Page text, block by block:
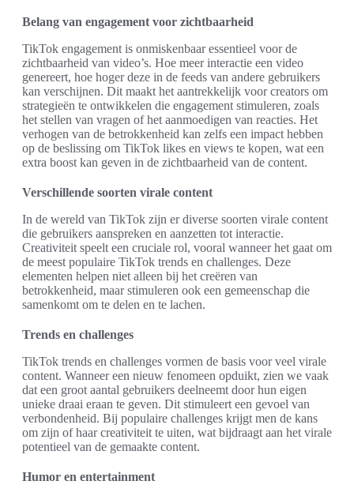
Belang van engagement voor zichtbaarheid
TikTok engagement is onmiskenbaar essentieel voor de
zichtbaarheid van video’s. Hoe meer interactie een video
genereert, hoe hoger deze in de feeds van andere gebruikers
kan verschijnen. Dit maakt het aantrekkelijk voor creators om
strategieën te ontwikkelen die engagement stimuleren, zoals
het stellen van vragen of het aanmoedigen van reacties. Het
verhogen van de betrokkenheid kan zelfs een impact hebben
op de beslissing om TikTok likes en views te kopen, wat een
extra boost kan geven in de zichtbaarheid van de content.
Verschillende soorten virale content
In de wereld van TikTok zijn er diverse soorten virale content
die gebruikers aanspreken en aanzetten tot interactie.
Creativiteit speelt een cruciale rol, vooral wanneer het gaat om
de meest populaire TikTok trends en challenges. Deze
elementen helpen niet alleen bij het creëren van
betrokkenheid, maar stimuleren ook een gemeenschap die
samenkomt om te delen en te lachen.
Trends en challenges
TikTok trends en challenges vormen de basis voor veel virale
content. Wanneer een nieuw fenomeen opduikt, zien we vaak
dat een groot aantal gebruikers deelneemt door hun eigen
unieke draai eraan te geven. Dit stimuleert een gevoel van
verbondenheid. Bij populaire challenges krijgt men de kans
om zijn of haar creativiteit te uiten, wat bijdraagt aan het virale
potentieel van de gemaakte content.
Humor en entertainment